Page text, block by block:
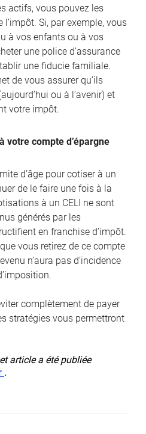
actifs, vous pouvez les
Si, par exemple, vous
à vos enfants ou à vos
une police d’assurance
une fiducie familiale.
de vous assurer qu’ils
ou à l’avenir) et
votre impôt.
votre compte d’épargne
d’âge pour cotiser à un
de le faire une fois à la
à un CELI ne sont
générés par les
en franchise d’impôt.
vous retirez de ce compte
n’aura pas d’incidence
complètement de payer
stratégies vous permettront
article a été publiée
.